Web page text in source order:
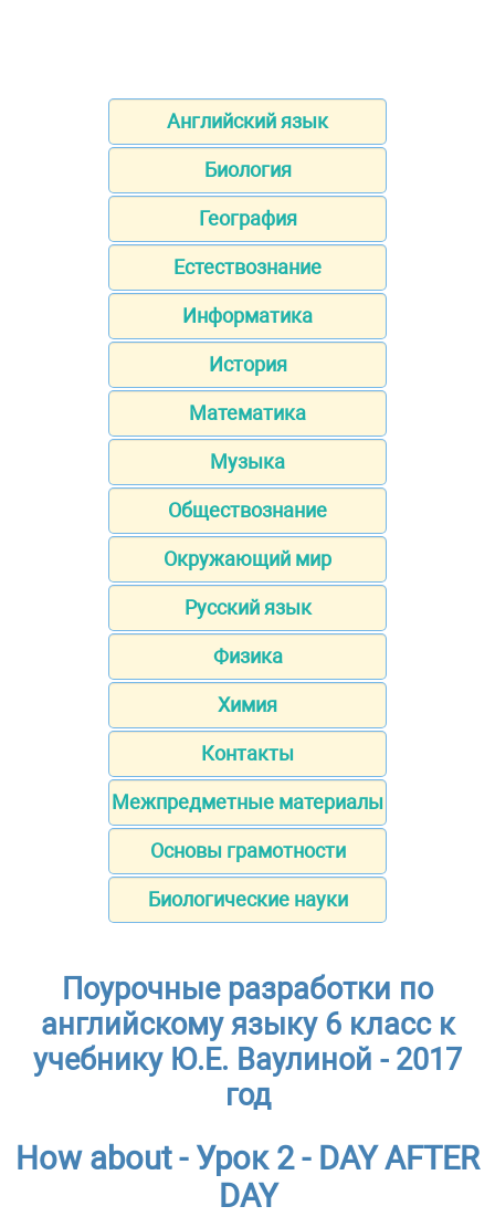
Английский язык
Биология
География
Естествознание
Информатика
История
Математика
Музыка
Обществознание
Окружающий мир
Русский язык
Физика
Химия
Контакты
Межпредметные материалы
Основы грамотности
Биологические науки
Поурочные разработки по
английскому языку 6 класс к
учебнику Ю.Е. Ваулиной - 2017
год
How about - Урок 2 - DAY AFTER
DAY